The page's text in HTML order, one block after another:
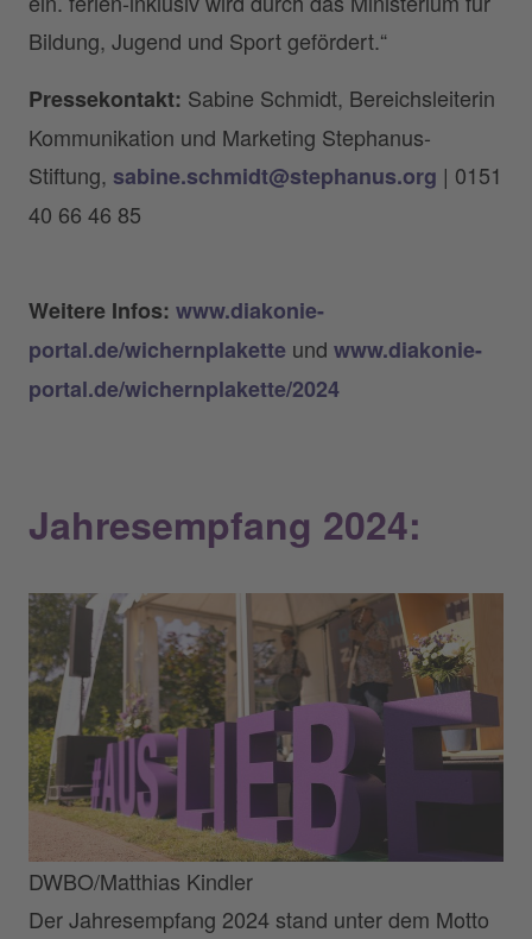
Bildung, Jugend und Sport gefördert.“
Pressekontakt: Sabine Schmidt, Bereichsleiterin
Kommunikation und Marketing Stephanus-
Stiftung, sabine.schmidt@stephanus.org | 0151
40 66 46 85
Weitere Infos: www.diakonie-
portal.de/wichernplakette und www.diakonie-
portal.de/wichernplakette/2024
Jahresempfang 2024:
DWBO/Matthias Kindler
Der Jahresempfang 2024 stand unter dem Motto